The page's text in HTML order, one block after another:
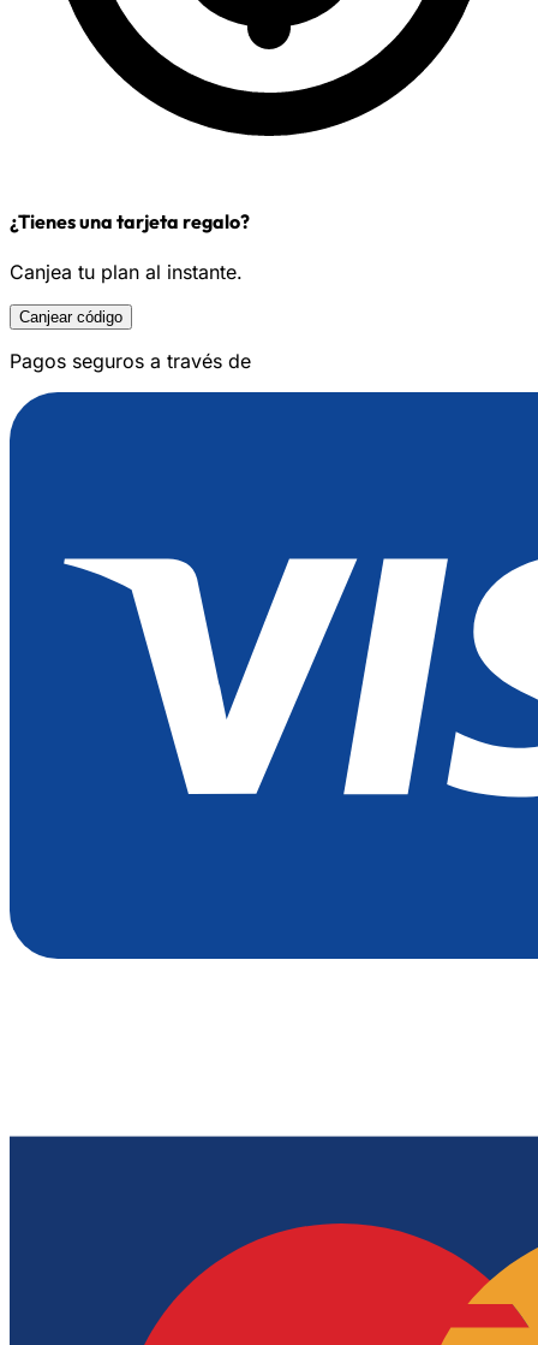
¿Tienes una tarjeta regalo?
Canjea tu plan al instante.
Canjear código
Pagos seguros a través de